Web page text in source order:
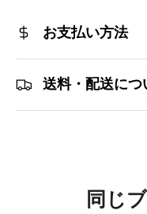
お支払い方法
送料・配送につ
同じ